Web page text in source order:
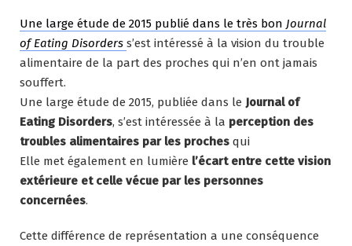
Une large étude de 2015 publié dans le très bon Journal
of Eating Disorders s’est intéressé à la vision du trouble
alimentaire de la part des proches qui n’en ont jamais
souffert.
Une large étude de 2015, publiée dans le Journal of
Eating Disorders, s’est intéressée à la perception des
troubles alimentaires par les proches qui
Elle met également en lumière l’écart entre cette vision
extérieure et celle vécue par les personnes
concernées.
Cette différence de représentation a une conséquence